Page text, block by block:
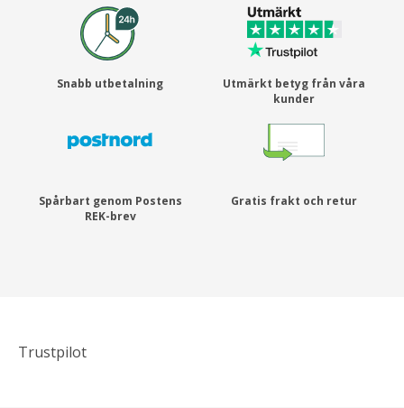
Snabb utbetalning
Utmärkt betyg från våra
kunder
Spårbart genom Postens
REK-brev
Gratis frakt och retur
Trustpilot